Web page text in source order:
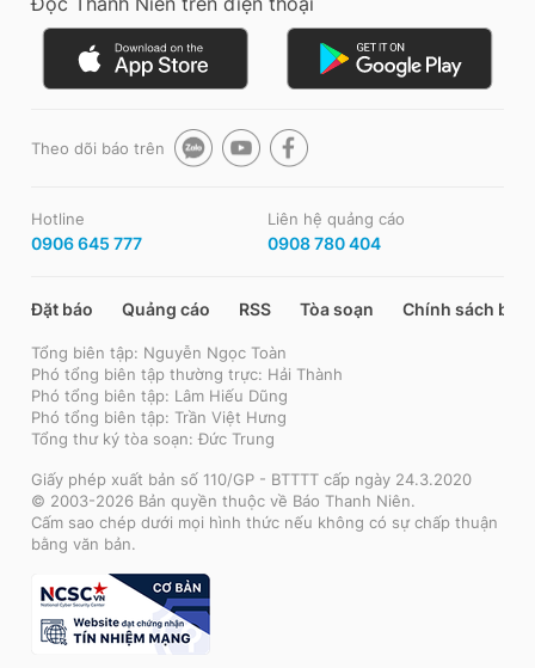
Theo dõi báo trên
Hotline
0906 645 777
Liên hệ quảng cáo
0908 780 404
Đặt báo Quảng cáo RSS Tòa soạn Chính sách bảo
Tổng biên tập: Nguyễn Ngọc Toàn
Phó tổng biên tập thường trực: Hải Thành
Phó tổng biên tập: Lâm Hiếu Dũng
Phó tổng biên tập: Trần Việt Hưng
Tổng thư ký tòa soạn: Đức Trung
Giấy phép xuất bản số 110/GP - BTTTT cấp ngày 24.3.2020
© 2003-2026 Bản quyền thuộc về Báo Thanh Niên.
Cấm sao chép dưới mọi hình thức nếu không có sự chấp thuận
bằng văn bản.